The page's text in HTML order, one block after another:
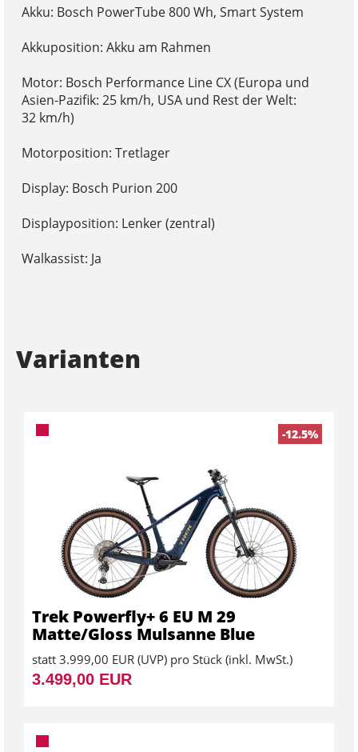
Akku: Bosch PowerTube 800 Wh, Smart System
Akkuposition: Akku am Rahmen
Motor: Bosch Performance Line CX (Europa und
Asien-Pazifik: 25 km/h, USA und Rest der Welt:
32 km/h)
Motorposition: Tretlager
Display: Bosch Purion 200
Displayposition: Lenker (zentral)
Walkassist: Ja
Varianten
-12.5%
Trek Powerfly+ 6 EU M 29
Matte/Gloss Mulsanne Blue
statt 3.999,00 EUR (UVP) pro Stück (inkl. MwSt.)
3.499,00 EUR